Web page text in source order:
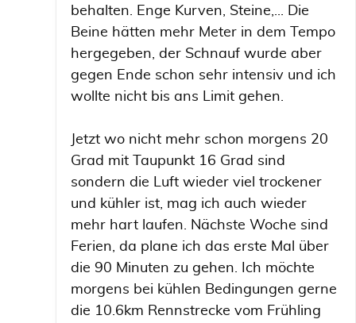
behalten. Enge Kurven, Steine,... Die
Beine hätten mehr Meter in dem Tempo
hergegeben, der Schnauf wurde aber
gegen Ende schon sehr intensiv und ich
wollte nicht bis ans Limit gehen.
Jetzt wo nicht mehr schon morgens 20
Grad mit Taupunkt 16 Grad sind
sondern die Luft wieder viel trockener
und kühler ist, mag ich auch wieder
mehr hart laufen. Nächste Woche sind
Ferien, da plane ich das erste Mal über
die 90 Minuten zu gehen. Ich möchte
morgens bei kühlen Bedingungen gerne
die 10.6km Rennstrecke vom Frühling